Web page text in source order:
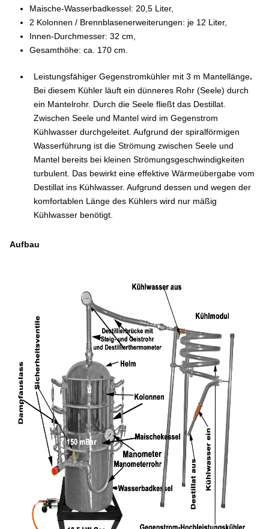
Maische-Wasserbadkessel: 20,5 Liter,
2 Kolonnen / Brennblasenerweiterungen: je 12 Liter,
Innen-Durchmesser: 32 cm,
Gesamthöhe: ca. 170 cm.
Leistungsfähiger Gegenstromkühler mit 3 m Mantellänge.
Bei diesem Kühler läuft ein dünneres Rohr (Seele) durch
ein Mantelrohr. Durch die Seele fließt das Destillat.
Zwischen Seele und Mantel wird im Gegenstrom
Kühlwasser durchgeleitet. Aufgrund der spiralförmigen
Wasserführung ist die Strömung zwischen Seele und
Mantel bereits bei kleinen Strömungsgeschwindigkeiten
turbulent. Das bewirkt eine effektive Wärmeübergabe vom
Destillat ins Kühlwasser. Aufgrund dessen und wegen der
komfortablen Länge des Kühlers wird nur mäßig
Kühlwasser benötigt.
Aufbau